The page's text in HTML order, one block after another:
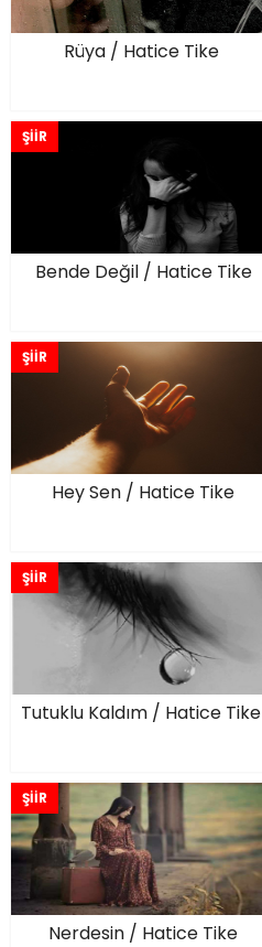
Rüya / Hatice Tike
ŞİİR
Bende Değil / Hatice Tike
ŞİİR
Hey Sen / Hatice Tike
ŞİİR
Tutuklu Kaldım / Hatice Tike
ŞİİR
Nerdesin / Hatice Tike